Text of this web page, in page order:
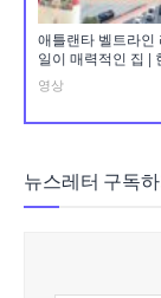
애틀랜타 벨트라인
일이 매력적인 집 |
영상
뉴스레터 구독하